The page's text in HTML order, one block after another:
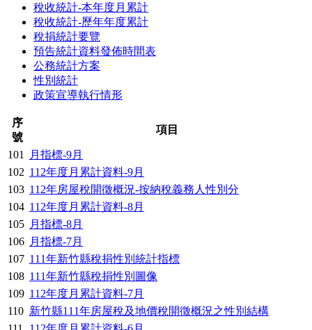
稅收統計-本年度月累計
稅收統計-歷年年度累計
稅捐統計要覽
預告統計資料發佈時間表
公務統計方案
性別統計
政策宣導執行情形
序
號
項目
101
月指標-9月
102 112年度月累計資料-9月
103 112年房屋稅開徵概況-按納稅義務人性別分
104 112年度月累計資料-8月
105 月指標-8月
106 月指標-7月
107 111年新竹縣稅捐性別統計指標
108 111年新竹縣稅捐性別圖像
109 112年度月累計資料-7月
110 新竹縣111年房屋稅及地價稅開徵概況之性別結構